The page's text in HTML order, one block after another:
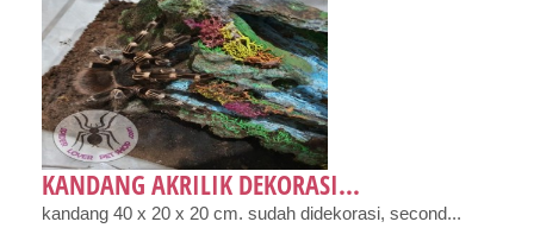
KANDANG AKRILIK DEKORASI...
kandang 40 x 20 x 20 cm. sudah didekorasi, second...